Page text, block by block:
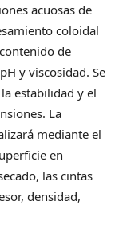
acuosas de
coloidal
de
y viscosidad. Se
estabilidad y el
La
mediante el
en
las cintas
densidad,